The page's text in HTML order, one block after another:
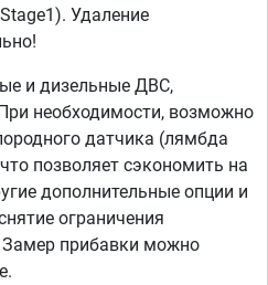
Удаление
и дизельные ДВС,
необходимости, возможно
датчика (лямбда
позволяет сэкономить на
дополнительные опции и
ограничения
прибавки можно